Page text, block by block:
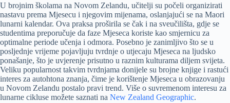
U brojnim školama na Novom Zelandu, učitelji su počeli organizirati
nastavu prema Mjesecu i njegovim mijenama, oslanjajući se na Maori
lunarni kalendar. Ova praksa proširila se čak i na sveučilišta, gdje se
studentima preporučuje da faze Mjeseca koriste kao smjernicu za
optimalne periode učenja i odmora. Posebno je zanimljivo što se u
posljednje vrijeme pojavljuju tvrdnje o utjecaju Mjeseca na ljudsko
ponašanje, što je uvjerenje prisutno u raznim kulturama diljem svijeta.
Veliku popularnost takvim tvrdnjama donijele su brojne knjige i rastući
interes za autohtona znanja, čime je korištenje Mjeseca u obrazovanju
u Novom Zelandu postalo pravi trend. Više o suvremenom interesu za
lunarne cikluse možete saznati na New Zealand Geographic.